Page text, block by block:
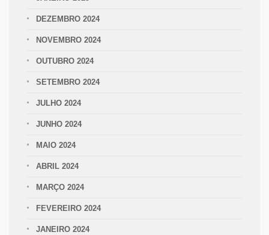
DEZEMBRO 2024
NOVEMBRO 2024
OUTUBRO 2024
SETEMBRO 2024
JULHO 2024
JUNHO 2024
MAIO 2024
ABRIL 2024
MARÇO 2024
FEVEREIRO 2024
JANEIRO 2024